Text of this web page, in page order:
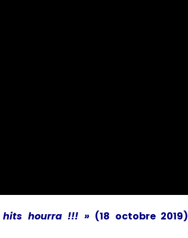
hourra !!! » (18 octobre 2019)